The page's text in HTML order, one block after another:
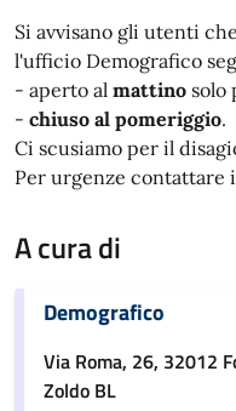
Si avvisano gli utenti che
l'ufficio Demografico
- aperto al mattino solo
- chiuso al pomeriggio.
Ci scusiamo per il
Per urgenze contattare
A cura di
Demografico
Via Roma, 26, 32012
Zoldo BL